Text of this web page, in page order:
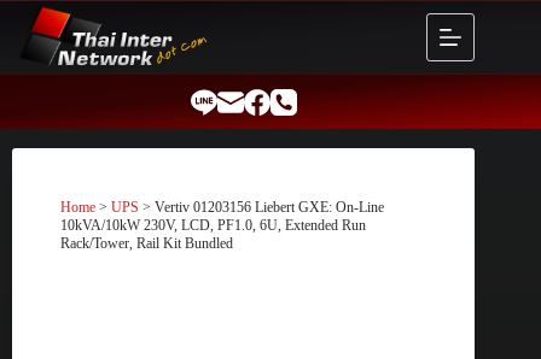
content
Home > UPS > Vertiv 01203156 Liebert GXE: On-Line
10kVA/10kW 230V, LCD, PF1.0, 6U, Extended Run
Rack/Tower, Rail Kit Bundled